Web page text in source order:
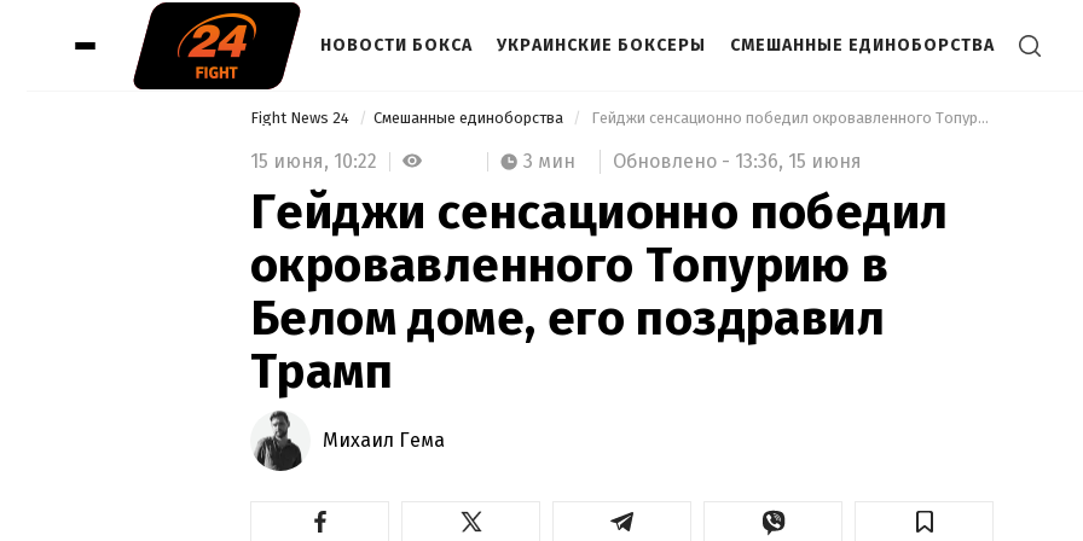
НОВОСТИ БОКСА УКРАИНСКИЕ БОКСЕРЫ СМЕШАННЫЕ ЕДИНОБОРСТВА
Fight News 24 Смешанные единоборства Гейджи сенсационно победил окровавленного Топурию в Белом доме, его поздравил Трамп
15 июня, 10:22 3 мин Обновлено - 13:36, 15 июня
Гейджи сенсационно победил
окровавленного Топурию в
Белом доме, его поздравил
Трамп
Михаил Гема